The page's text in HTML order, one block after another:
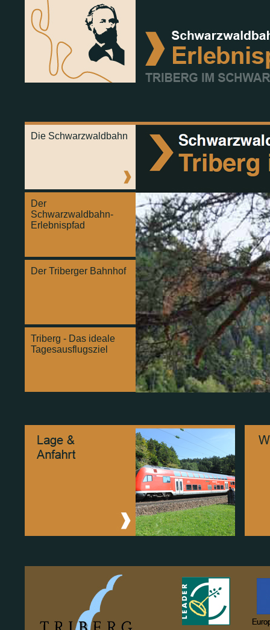
Die Schwarzwaldbahn
Der
Schwarzwaldbahn-
Erlebnispfad
Der Triberger Bahnhof
Triberg - Das ideale
Tagesausflugsziel